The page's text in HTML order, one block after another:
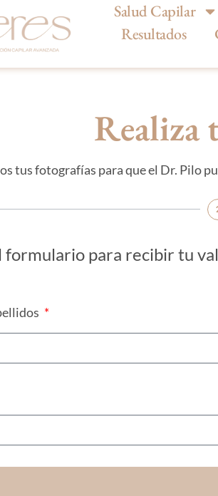
Salud Capilar
Resultados
Realiza
tus fotografías para que el Dr. Pilo
formulario para recibir tu